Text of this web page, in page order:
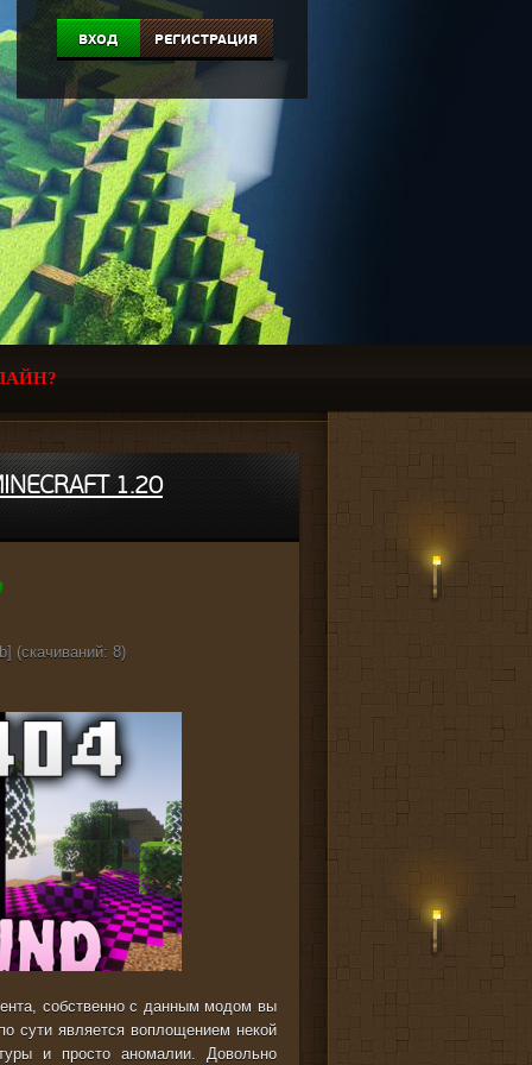
ВХОД РЕГИСТРАЦИЯ
1.20
(cкачиваний: 8)
собственно с данным модом вы
сути является воплощением некой
и просто аномалии. Довольно